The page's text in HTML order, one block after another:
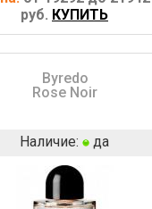
руб. КУПИТЬ
Byredo
Rose Noir
Наличие: да